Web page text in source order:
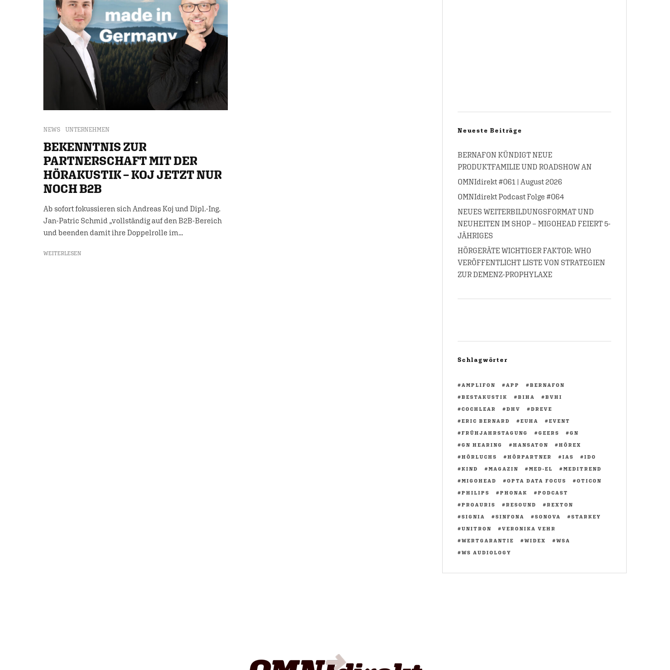
NEWS UNTERNEHMEN
BEKENNTNIS ZUR
PARTNERSCHAFT MIT DER
HÖRAKUSTIK – KOJ JETZT NUR
NOCH B2B
Ab sofort fokussieren sich Andreas Koj und Dipl.-Ing.
Jan-Patric Schmid „vollständig auf den B2B-Bereich
und beenden damit ihre Doppelrolle im...
WEITERLESEN
Neueste Beiträge
BERNAFON KÜNDIGT NEUE
PRODUKTFAMILIE UND ROADSHOW AN
OMNIdirekt #061 | August 2026
OMNIdirekt Podcast Folge #064
NEUES WEITERBILDUNGSFORMAT UND
NEUHEITEN IM SHOP – MIGOHEAD FEIERT 5-
JÄHRIGES
HÖRGERÄTE WICHTIGER FAKTOR: WHO
VERÖFFENTLICHT LISTE VON STRATEGIEN
ZUR DEMENZ-PROPHYLAXE
Schlagwörter
AMPLIFON APP
BERNAFON
BESTAKUSTIK
BIHA
BVHI
COCHLEAR
DHV
DREVE
ERIC BERNARD
EUHA
EVENT
FRÜHJAHRSTAGUNG
GEERS
GN
GN HEARING
HANSATON
HÖREX
HÖRLUCHS
HÖRPARTNER IAS
IDO
KIND
MAGAZIN MED-EL
MEDITREND
MIGOHEAD
OPTA DATA FOCUS
OTICON
PHILIPS
PHONAK
PODCAST
PROAURIS
RESOUND
REXTON
SIGNIA
SINFONA SONOVA
STARKEY
UNITRON
VERONIKA VEHR
WERTGARANTIE
WIDEX
WSA
WS AUDIOLOGY